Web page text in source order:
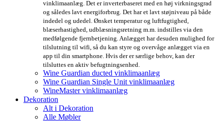
vinklimaanlæg. Det er inverterbaseret med en høj virkningsgrad
og således lavt energiforbrug. Det har et lavt støjniveau på både
indedel og udedel. Ønsket temperatur og luftfugtighed,
blæserhastighed, udblæsningsretning m.m. indstilles via den
medfølgende fjernbetjening. Anlægget har desuden mulighed for
tilslutning til wifi, så du kan styre og overvåge anlægget via en
app til din smartphone. Hvis der er særlige behov, kan der
tilsluttes en aktiv befugtningsenhed.
Wine Guardian ducted vinklimaanlæg
Wine Guardian Single Unit vinklimaanlæg
WineMaster vinklimaanlæg
Dekoration
Alt i Dekoration
Alle Møbler